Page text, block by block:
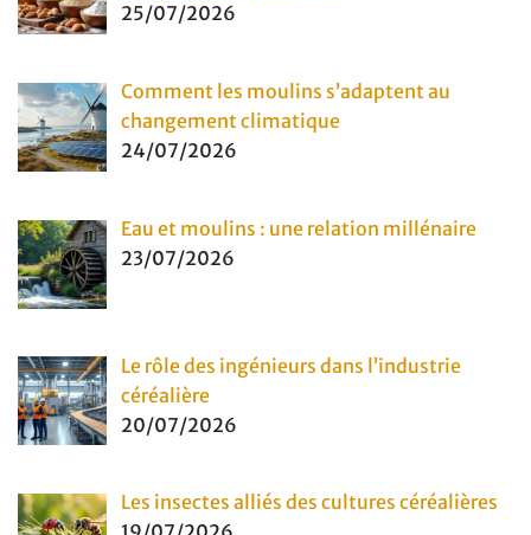
25/07/2026
Comment les moulins s’adaptent au
changement climatique
24/07/2026
Eau et moulins : une relation millénaire
23/07/2026
Le rôle des ingénieurs dans l’industrie
céréalière
20/07/2026
Les insectes alliés des cultures céréalières